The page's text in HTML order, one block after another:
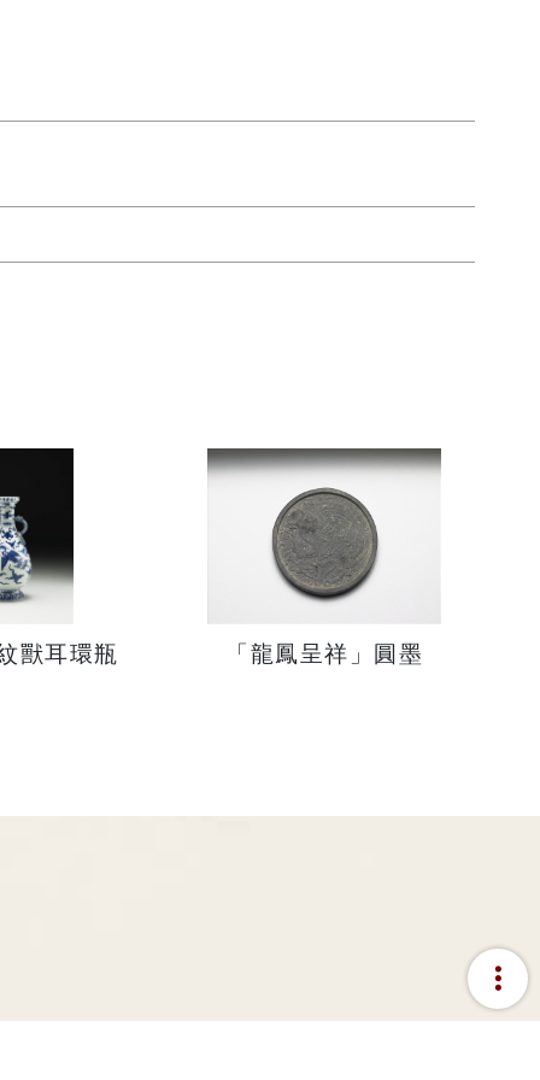
獸耳環瓶 「龍鳳呈祥」圓墨
more_vert